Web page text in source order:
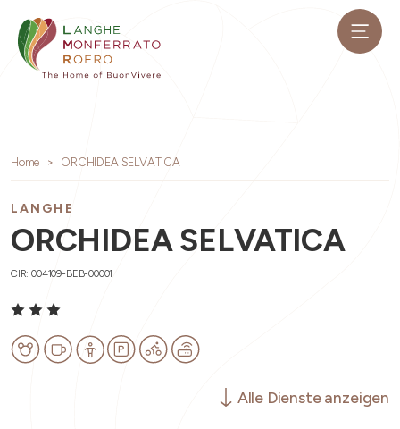
Home ORCHIDEA SELVATICA
LANGHE
ORCHIDEA SELVATICA
CIR: 004109-BEB-00001
Alle Dienste anzeigen